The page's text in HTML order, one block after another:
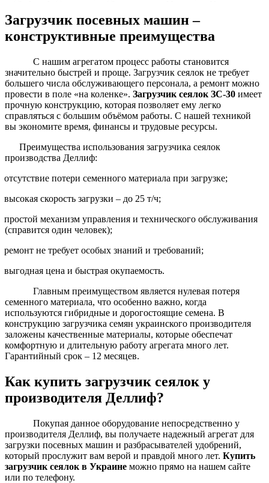
Загрузчик посевных машин –
конструктивные преимущества
С нашим агрегатом процесс работы становится
значительно быстрей и проще. Загрузчик сеялок не требует
большего числа обслуживающего персонала, а ремонт можно
провести в поле «на коленке». Загрузчик сеялок ЗС-30 имеет
прочную конструкцию, которая позволяет ему легко
справляться с большим объёмом работы. С нашей техникой
вы экономите время, финансы и трудовые ресурсы.
Преимущества использования загрузчика сеялок
производства Деллиф:
отсутствие потери семенного материала при загрузке;
высокая скорость загрузки – до 25 т/ч;
простой механизм управления и технического обслуживания
(справится один человек);
ремонт не требует особых знаний и требований;
выгодная цена и быстрая окупаемость.
Главным преимуществом является нулевая потеря
семенного материала, что особенно важно, когда
используются гибридные и дорогостоящие семена. В
конструкцию загрузчика семян украинского производителя
заложены качественные материалы, которые обеспечат
комфортную и длительную работу агрегата много лет.
Гарантийный срок – 12 месяцев.
Как купить загрузчик сеялок у
производителя Деллиф?
Покупая данное оборудование непосредственно у
производителя Деллиф, вы получаете надежный агрегат для
загрузки посевных машин и разбрасывателей удобрений,
который прослужит вам верой и правдой много лет. Купить
загрузчик сеялок в Украине можно прямо на нашем сайте
или по телефону.